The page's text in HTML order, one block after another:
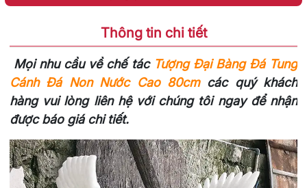
Thông tin chi tiết
Mọi nhu cầu về chế tác Tượng Đại Bàng Đá Tung
Cánh Đá Non Nước Cao 80cm các quý khách
hàng vui lòng liên hệ với chúng tôi ngay để nhận
được báo giá chi tiết.